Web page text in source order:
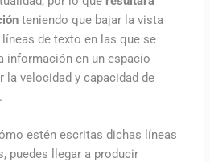
teniendo que bajar la vista
de texto en las que se
información en un espacio
la velocidad y capacidad de
estén escritas dichas líneas
puedes llegar a producir